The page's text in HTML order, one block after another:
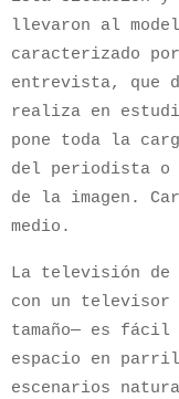
llevaron al
caracterizado
entrevista, que
realiza en
pone toda la
del periodista o
de la imagen.
medio.
La televisión de
con un televisor
tamaño— es
espacio en
escenarios